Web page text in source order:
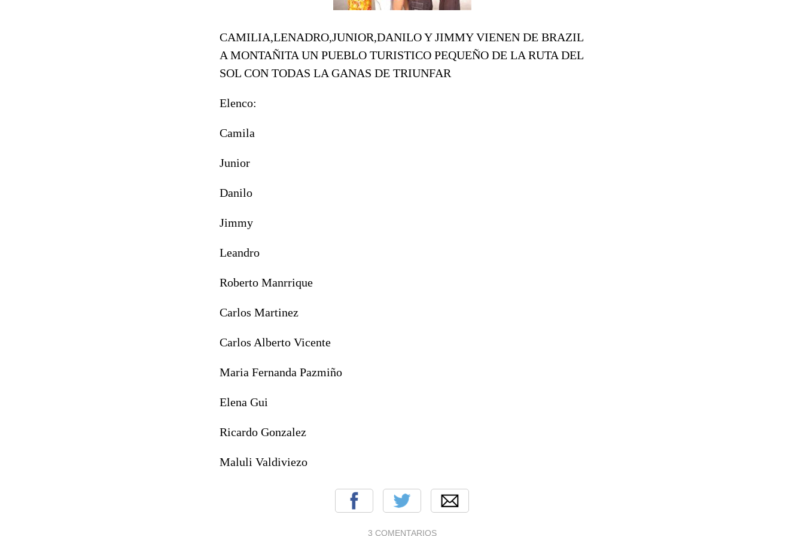
CAMILIA,LENADRO,JUNIOR,DANILO Y JIMMY VIENEN DE BRAZIL
A MONTAÑITA UN PUEBLO TURISTICO PEQUEÑO DE LA RUTA DEL
SOL CON TODAS LA GANAS DE TRIUNFAR
Elenco:
Camila
Junior
Danilo
Jimmy
Leandro
Roberto Manrrique
Carlos Martinez
Carlos Alberto Vicente
Maria Fernanda Pazmiño
Elena Gui
Ricardo Gonzalez
Maluli Valdiviezo
3 COMENTARIOS